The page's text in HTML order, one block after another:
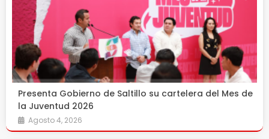
Presenta Gobierno de Saltillo su cartelera del Mes de
la Juventud 2026
Agosto 4, 2026